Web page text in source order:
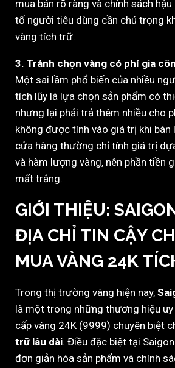
mua bán rõ ràng và chính sách
tố người tiêu dùng cần chú trọng
vàng tích trữ.
3. Tránh chọn vàng có phí gia
Một sai lầm phổ biến của nhiều
tích lũy là lựa chọn sản phẩm có
nhưng lại phải trả thêm nhiều cho
không được tính vào giá trị khi bán
cửa hàng thường chỉ tính giá trị
và hàm lượng vàng, nên phần tiền
mất trắng.
GIỚI THIỆU:
ĐỊA CHỈ TIN CẬY
MUA VÀNG 24K
Trong thị trường vàng hiện nay,
là một trong những thương hiệu
cấp vàng 24K (9999) chuyên biệt
trữ lâu dài. Điều đặc biệt tại
đơn giản hóa sản phẩm và chính